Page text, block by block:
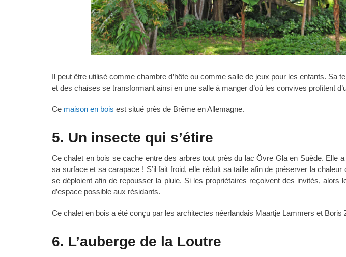
Il peut être utilisé comme chambre d’hôte ou comme salle de jeux pour les enfants. Sa
et des chaises se transformant ainsi en une salle à manger d’où les convives profitent
Ce maison en bois est situé près de Brême en Allemagne.
5. Un insecte qui s’étire
Ce chalet en bois se cache entre des arbres tout près du lac Övre Gla en Suède. Elle
sa surface et sa carapace ! S’il fait froid, elle réduit sa taille afin de préserver la chaleur
se déploient afin de repousser la pluie. Si les propriétaires reçoivent des invités, alors
d’espace possible aux résidants.
Ce chalet en bois a été conçu par les architectes néerlandais Maartje Lammers et Boris
6. L’auberge de la Loutre